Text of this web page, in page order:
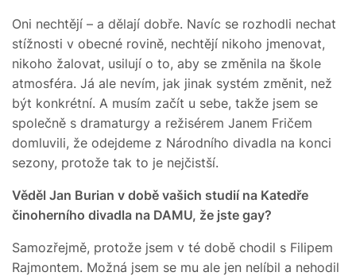
Oni nechtějí – a dělají dobře. Navíc se rozhodli nechat
stížnosti v obecné rovině, nechtějí nikoho jmenovat,
nikoho žalovat, usilují o to, aby se změnila na škole
atmosféra. Já ale nevím, jak jinak systém změnit, než
být konkrétní. A musím začít u sebe, takže jsem se
společně s dramaturgy a režisérem Janem Fričem
domluvili, že odejdeme z Národního divadla na konci
sezony, protože tak to je nejčistší.
Věděl Jan Burian v době vašich studií na Katedře
činoherního divadla na DAMU, že jste gay?
Samozřejmě, protože jsem v té době chodil s Filipem
Rajmontem. Možná jsem se mu ale jen nelíbil a nehodil